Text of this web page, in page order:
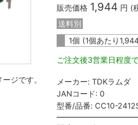
ジです。
販売価格 1,944 円 (
送料別
1個 (1個あたり
ご注文後3営業日程度
メーカー: TDKラムダ
JANコード: 0
型番/品番: CC10-